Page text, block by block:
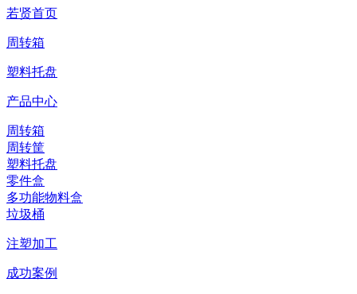
若贤首页
周转箱
塑料托盘
产品中心
周转箱
周转筐
塑料托盘
零件盒
多功能物料盒
垃圾桶
注塑加工
成功案例